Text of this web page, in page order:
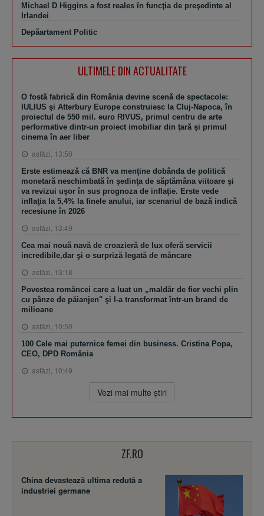
Michael D Higgins a fost reales în funcţia de preşedinte al
Irlandei
Depăartament Politic
ULTIMELE DIN ACTUALITATE
O fostă fabrică din România devine scenă de spectacole:
IULIUS şi Atterbury Europe construiesc la Cluj-Napoca, în
proiectul de 550 mil. euro RIVUS, primul centru de arte
performative dintr-un proiect imobiliar din ţară şi primul
cinema în aer liber
astăzi, 13:50
Erste estimează că BNR va menţine dobânda de politică
monetară neschimbată în şedinţa de săptămâna viitoare şi
va revizui uşor în sus prognoza de inflaţie. Erste vede
inflaţia la 5,4% la finele anului, iar scenariul de bază indică
recesiune în 2026
astăzi, 13:49
Cea mai nouă navă de croazieră de lux oferă servicii
incredibile,dar şi o surpriză legată de mâncare
astăzi, 13:18
Povestea româncei care a luat un „maldăr de fier vechi plin
cu pânze de păianjen" şi l-a transformat într-un brand de
milioane
astăzi, 10:50
100 Cele mai puternice femei din business. Cristina Popa,
CEO, DPD România
astăzi, 10:49
Vezi mai multe ştiri
ZF.RO
China devastează ultima redută a
industriei germane